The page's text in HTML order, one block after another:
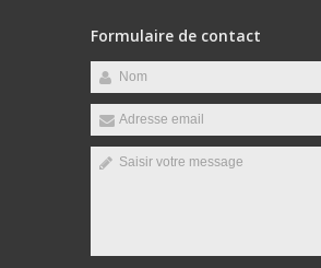
Formulaire de contact